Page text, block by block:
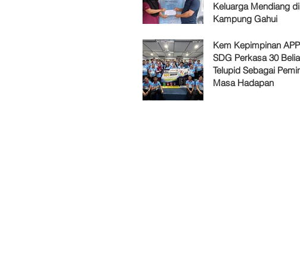
Keluarga Mendiang di
Kampung Gahui
Kem Kepimpinan
SDG Perkasa 30 Belia
Telupid Sebagai
Masa Hadapan